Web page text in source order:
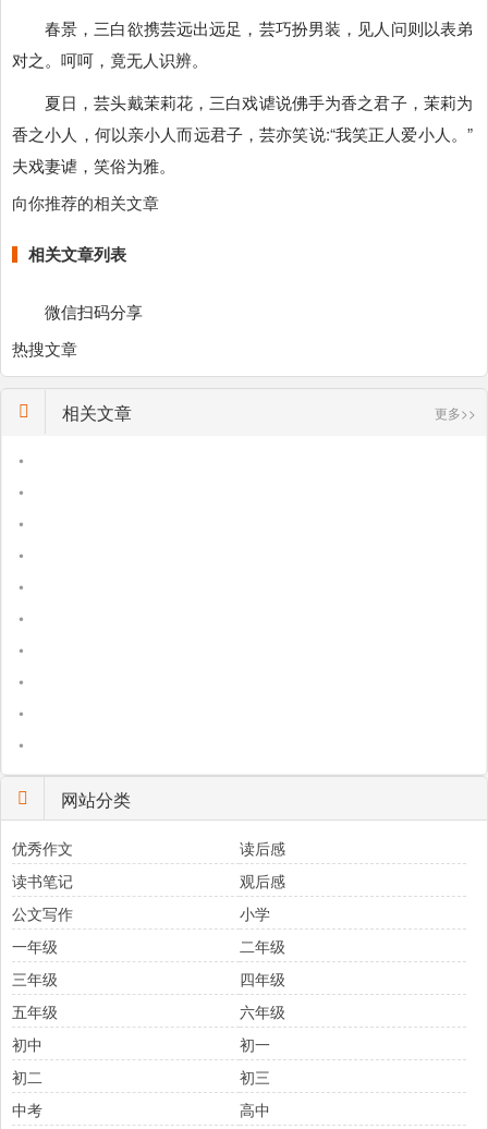
春景，三白欲携芸远出远足，芸巧扮男装，见人问则以表弟
对之。呵呵，竟无人识辨。
夏日，芸头戴茉莉花，三白戏谑说佛手为香之君子，茉莉为
香之小人，何以亲小人而远君子，芸亦笑说:“我笑正人爱小人。”
夫戏妻谑，笑俗为雅。
向你推荐的相关文章
相关文章列表
微信扫码分享
热搜文章
相关文章 更多>>
•
•
•
•
•
•
•
•
•
•
网站分类
优秀作文
读后感
读书笔记
观后感
公文写作
小学
一年级
二年级
三年级
四年级
五年级
六年级
初中
初一
初二
初三
中考
高中